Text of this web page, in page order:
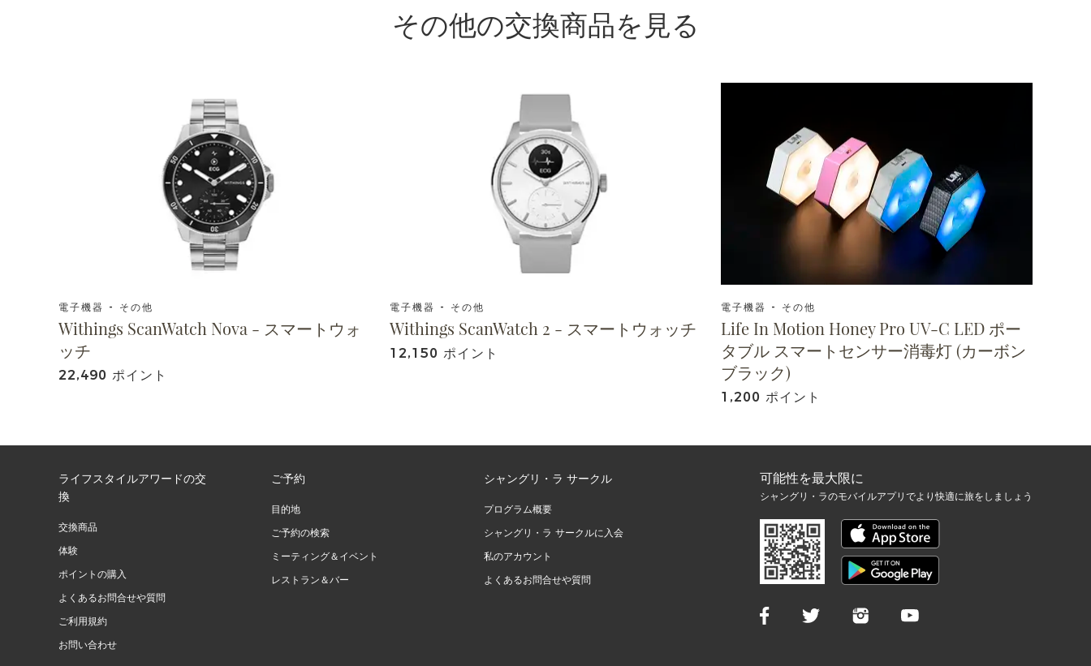
その他の交換商品を見る
電子機器 - その他
Withings ScanWatch Nova - スマートウォ
ッチ
22,490 ポイント
電子機器 - その他
Withings ScanWatch 2 - スマートウォッチ
12,150 ポイント
電子機器 - その他
Life In Motion Honey Pro UV-C LED ポー
タブル スマートセンサー消毒灯 (カーボン
ブラック)
1,200 ポイント
ライフスタイルアワードの交
換
交換商品
体験
ポイントの購入
よくあるお問合せや質問
ご利用規約
お問い合わせ
ご予約
目的地
ご予約の検索
ミーティング＆イベント
レストラン＆バー
シャングリ・ラ サークル
プログラム概要
シャングリ・ラ サークルに入会
私のアカウント
よくあるお問合せや質問
可能性を最大限に
シャングリ・ラのモバイルアプリでより快適に旅をしましょう